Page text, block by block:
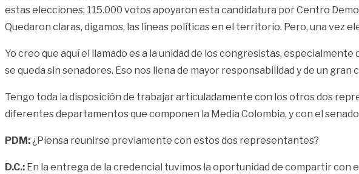
estas elecciones; 115.000 votos apoyaron esta candidatura por Centro
Quedaron claras, digamos, las líneas políticas en el territorio. Pero, una vez
Yo creo que aquí el llamado es a la unidad de los congresistas,
se queda sin senadores. Eso nos llena de mayor responsabilidad y de un
Tengo toda la disposición de trabajar articuladamente con los otros dos
diferentes departamentos que componen la Media Colombia, y con el
PDM:¿Piensa reunirse previamente con estos dos representantes?
D.C.: En la entrega de la credencial tuvimos la oportunidad de compartir